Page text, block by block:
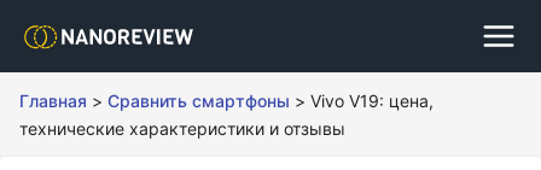
Главная > Сравнить смартфоны > Vivo V19: цена,
технические характеристики и отзывы